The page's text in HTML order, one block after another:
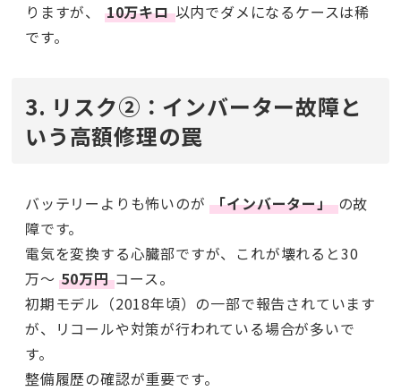
りますが、 10万キロ以内でダメになるケースは稀
です。
3. リスク②：インバーター故障と
いう高額修理の罠
バッテリーよりも怖いのが「インバーター」の故
障です。
電気を変換する心臓部ですが、これが壊れると30
万〜50万円コース。
初期モデル（2018年頃）の一部で報告されています
が、リコールや対策が行われている場合が多いで
す。
整備履歴の確認が重要です。